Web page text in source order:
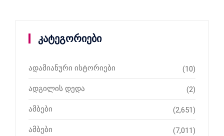
კატეგორიები
ადამიანური ისტორიები (10)
ადგილის დედა (2)
ამბები (2,651)
ამბები (7,011)